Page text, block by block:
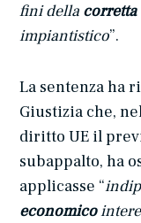
fini della corretta
impiantistico”.
La sentenza ha
Giustizia che,
diritto UE il
subappalto, ha
applicasse “
economico